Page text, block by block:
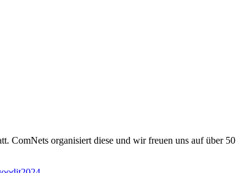
organisiert diese und wir freuen uns auf über